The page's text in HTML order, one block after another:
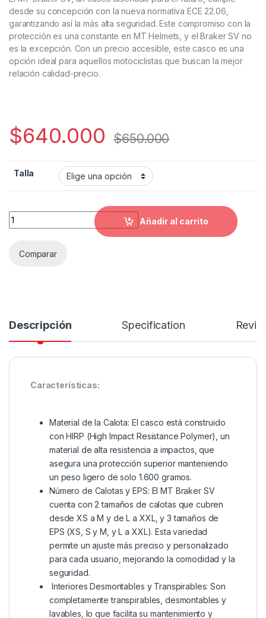
desde su concepción con la nueva normativa ECE 22.06,
garantizando así la más alta seguridad. Este compromiso con la
protección es una constante en MT Helmets, y el Braker SV no
es la excepción. Con un precio accesible, este casco es una
opción ideal para aquellos motociclistas que buscan la mejor
relación calidad-precio.
$640.000 $650.000
Talla
Casco Braker SV Charm A1 Matt quantity
Añadir al carrito
Comparar
Descripción Specification
Características:
Material de la Calota: El casco está construido
con HIRP (High Impact Resistance Polymer), un
material de alta resistencia a impactos, que
asegura una protección superior manteniendo
un peso ligero de solo 1.600 gramos.
Número de Calotas y EPS: El MT Braker SV
cuenta con 2 tamaños de calotas que cubren
desde XS a M y de L a XXL, y 3 tamaños de
EPS (XS, S y M, y L a XXL). Esta variedad
permite un ajuste más preciso y personalizado
para cada usuario, mejorando la comodidad y la
seguridad.
Interiores Desmontables y Transpirables: Son
completamente transpirables, desmontables y
lavables, lo que facilita su mantenimiento y